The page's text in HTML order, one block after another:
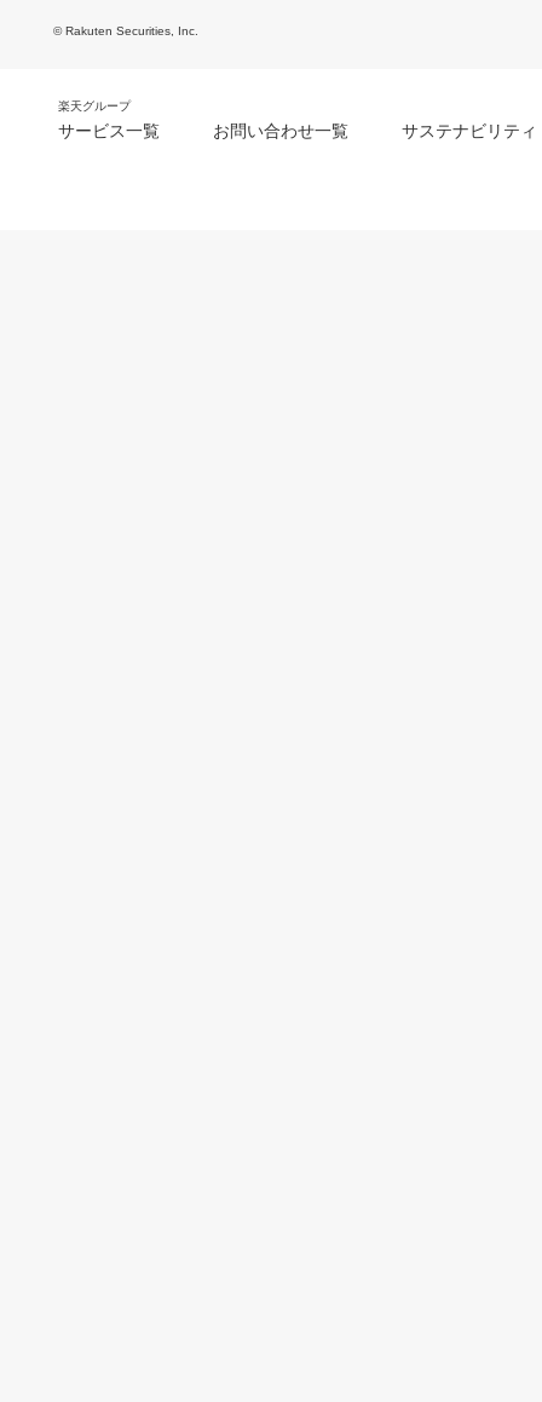
© Rakuten Securities, Inc.
楽天グループ
サービス一覧 お問い合わせ一覧 サステナビリティ